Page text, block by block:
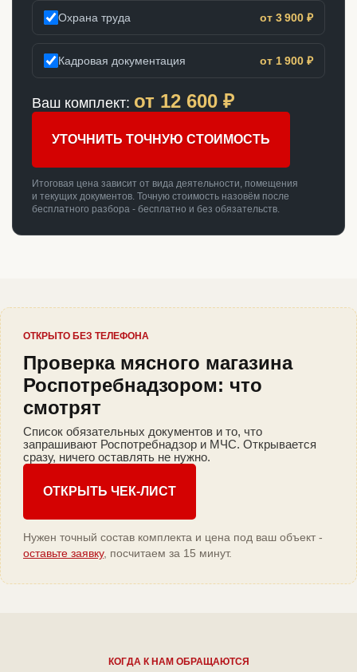
Охрана труда от 3 900 ₽
Кадровая документация от 1 900 ₽
Ваш комплект: от 12 600 ₽
УТОЧНИТЬ ТОЧНУЮ СТОИМОСТЬ
Итоговая цена зависит от вида деятельности, помещения
и текущих документов. Точную стоимость назовём после
бесплатного разбора - бесплатно и без обязательств.
ОТКРЫТО БЕЗ ТЕЛЕФОНА
Проверка мясного магазина
Роспотребнадзором: что
смотрят
Список обязательных документов и то, что
запрашивают Роспотребнадзор и МЧС. Открывается
сразу, ничего оставлять не нужно.
ОТКРЫТЬ ЧЕК-ЛИСТ
Нужен точный состав комплекта и цена под ваш объект -
оставьте заявку, посчитаем за 15 минут.
КОГДА К НАМ ОБРАЩАЮТСЯ